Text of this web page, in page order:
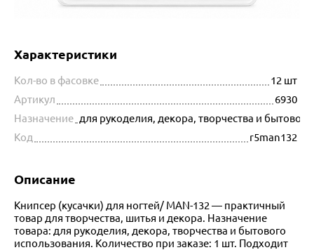
Характеристики
Кол-во в фасовке
12 шт
Артикул
6930
Назначение для рукоделия, декора, творчества и
Код
r5man132
Описание
Книпсер (кусачки) для ногтей/ MAN-132 — практичный
товар для творчества, шитья и декора. Назначение
товара: для рукоделия, декора, творчества и бытового
использования. Количество при заказе: 1 шт. Подходит